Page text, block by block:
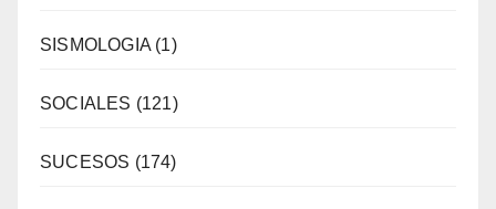
SISMOLOGIA (1)
SOCIALES (121)
SUCESOS (174)